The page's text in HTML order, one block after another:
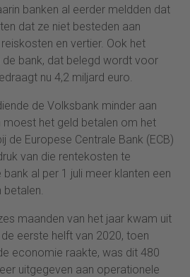
banken al eerder meldden dat
dat ze niet besteden aan
en vertier. Ook het
bank, dat belegd wordt voor
nu 4,2 miljard euro.
de Volksbank minder aan
moest het geld betalen om het
de Europese Centrale Bank (ECB)
van die rentekosten te
al per 1 juli meer klanten een
maanden van het jaar kwam uit
eerste helft van 2020, toen
economie raakte, was dit 480
uitgegeven aan operationele